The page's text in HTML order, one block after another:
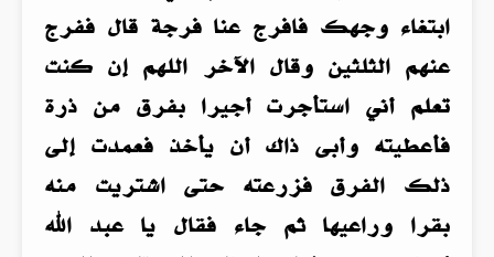
ابتغاء وجهك فافرج عنا فرجة قال ففرج
عنهم الثلثين وقال الآخر اللهم إن كنت
تعلم أني استأجرت أجيرا بفرق من ذرة
فأعطيته وأبى ذاك أن يأخذ فعمدت إلى
ذلك الفرق فزرعته حتى اشتريت منه
بقرا وراعيها ثم جاء فقال يا عبد الله